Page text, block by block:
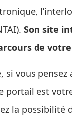
Son site
de
vous
portail est
la possibilité